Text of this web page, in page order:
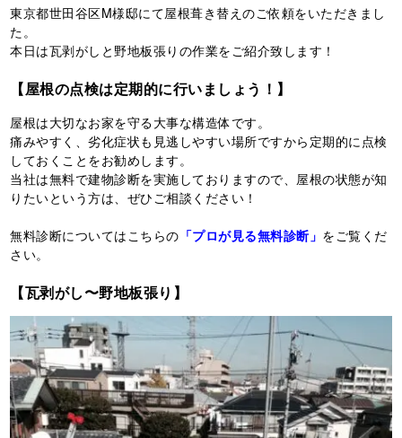
東京都世田谷区M様邸にて屋根葺き替えのご依頼をいただきまし
た。
本日は瓦剥がしと野地板張りの作業をご紹介致します！
【屋根の点検は定期的に行いましょう！】
屋根は大切なお家を守る大事な構造体です。
痛みやすく、劣化症状も見逃しやすい場所ですから定期的に点検
しておくことをお勧めします。
当社は無料で建物診断を実施しておりますので、屋根の状態が知
りたいという方は、ぜひご相談ください！
無料診断についてはこちらの 「プロが見る無料診断」 をご覧くだ
さい。
【瓦剥がし〜野地板張り】